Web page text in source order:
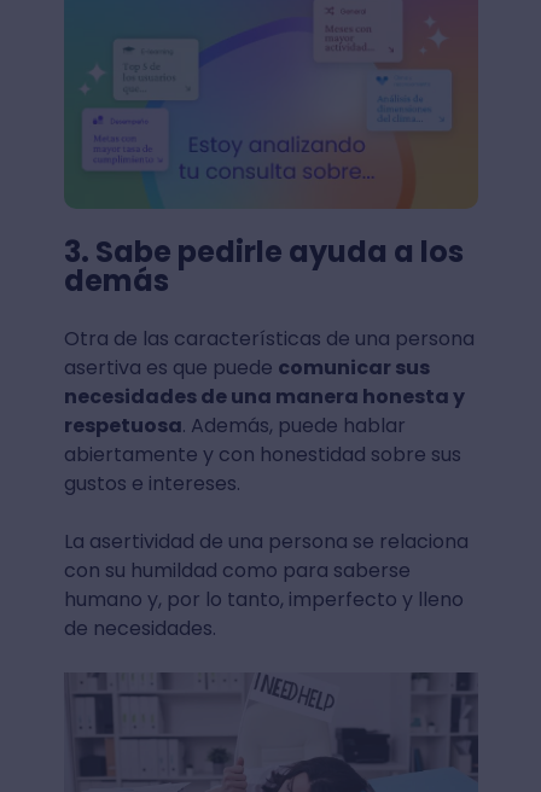
3. Sabe pedirle ayuda a los
demás
Otra de las características de una persona
asertiva es que puede comunicar sus
necesidades de una manera honesta y
respetuosa. Además, puede hablar
abiertamente y con honestidad sobre sus
gustos e intereses.
La asertividad de una persona se relaciona
con su humildad como para saberse
humano y, por lo tanto, imperfecto y lleno
de necesidades.